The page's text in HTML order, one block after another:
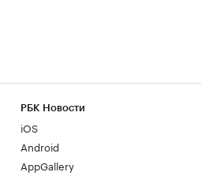
РБК Новости
iOS
Android
AppGallery